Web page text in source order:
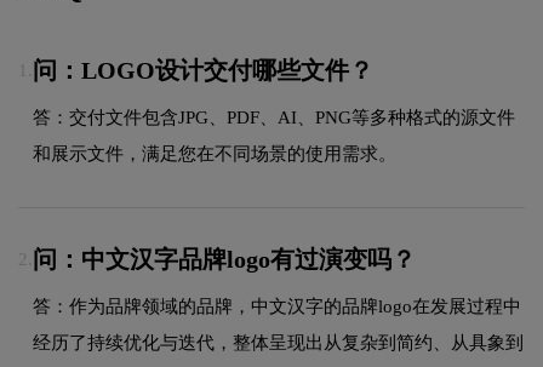
问：LOGO设计交付哪些文件？
答：交付文件包含JPG、PDF、AI、PNG等多种格式的源文件
和展示文件，满足您在不同场景的使用需求。
2. 问：中文汉字品牌logo有过演变吗？
答：作为品牌领域的品牌，中文汉字的品牌logo在发展过程中
经历了持续优化与迭代，整体呈现出从复杂到简约、从具象到